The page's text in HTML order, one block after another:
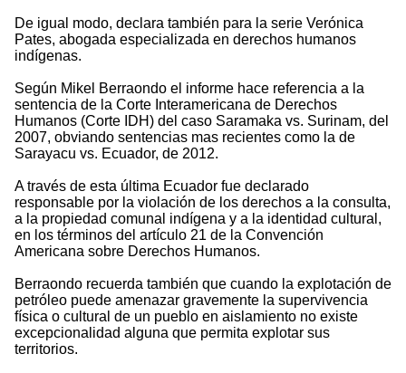
De igual modo, declara también para la serie Verónica
Pates, abogada especializada en derechos humanos
indígenas.
Según Mikel Berraondo el informe hace referencia a la
sentencia de la Corte Interamericana de Derechos
Humanos (Corte IDH) del caso Saramaka vs. Surinam, del
2007, obviando sentencias mas recientes como la de
Sarayacu vs. Ecuador, de 2012.
A través de esta última Ecuador fue declarado
responsable por la violación de los derechos a la consulta,
a la propiedad comunal indígena y a la identidad cultural,
en los términos del artículo 21 de la Convención
Americana sobre Derechos Humanos.
Berraondo recuerda también que cuando la explotación de
petróleo puede amenazar gravemente la supervivencia
física o cultural de un pueblo en aislamiento no existe
excepcionalidad alguna que permita explotar sus
territorios.